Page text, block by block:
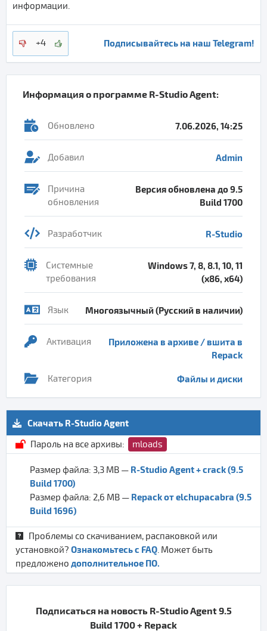
информации.
+4 Подписывайтесь на наш Telegram!
Информация о программе R-Studio Agent:
Обновлено 7.06.2026, 14:25
Добавил Admin
Причина
обновления
Версия обновлена до 9.5
Build 1700
Разработчик R-Studio
Системные
требования
Windows 7, 8, 8.1, 10, 11
(x86, x64)
Язык Многоязычный (Русский в наличии)
Активация
Приложена в архиве / вшита в
Repack
Категория Файлы и диски
Скачать R-Studio Agent
Пароль на все архивы:
mloads
Размер файла: 3,3 MB — R-Studio Agent + crack (9.5
Build 1700)
Размер файла: 2,6 MB — Repack от elchupacabra (9.5
Build 1696)
Проблемы со скачиванием, распаковкой или
установкой? Ознакомьтесь с FAQ . Может быть
предложено дополнительное ПО.
Подписаться на новость R-Studio Agent 9.5
Build 1700 + Repack